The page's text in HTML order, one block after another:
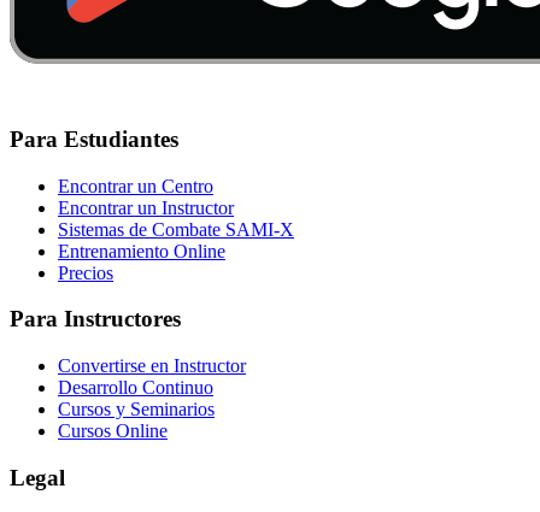
Para Estudiantes
Encontrar un Centro
Encontrar un Instructor
Sistemas de Combate SAMI-X
Entrenamiento Online
Precios
Para Instructores
Convertirse en Instructor
Desarrollo Continuo
Cursos y Seminarios
Cursos Online
Legal